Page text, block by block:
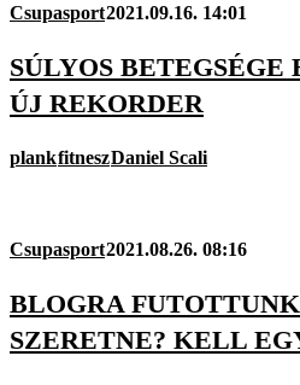
Csupasport2021.09.16. 14:01
SÚLYOS
ÚJ REKORDER
plankfitneszDaniel Scali
Csupasport2021.08.26. 08:16
BLOGRA
SZERETNE? KELL